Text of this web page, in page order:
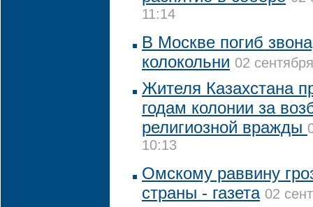
11:14
В Москве погиб
колокольни 02
Жителя Казахстана
годам колонии за
религиозной вражды
10:13
Омскому раввину
страны - газета 02